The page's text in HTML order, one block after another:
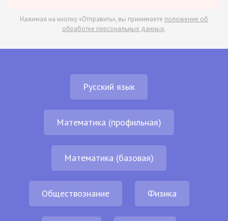
Нажимая на кнопку «Отправить», вы принимаете положение об
обработке персональных данных.
Русский язык
Математика (профильная)
Математика (базовая)
Обществознание Физика